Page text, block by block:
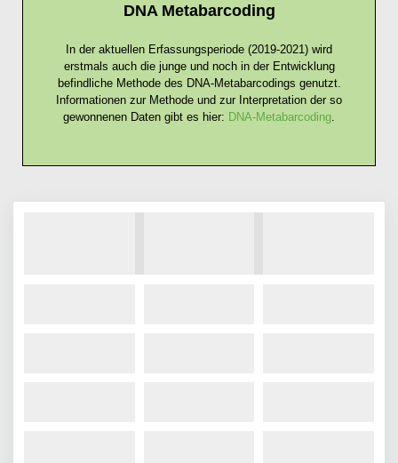
DNA Metabarcoding
In der aktuellen Erfassungsperiode (2019-2021) wird
erstmals auch die junge und noch in der Entwicklung
befindliche Methode des DNA-Metabarcodings genutzt.
Informationen zur Methode und zur Interpretation der so
gewonnenen Daten gibt es hier: DNA-Metabarcoding